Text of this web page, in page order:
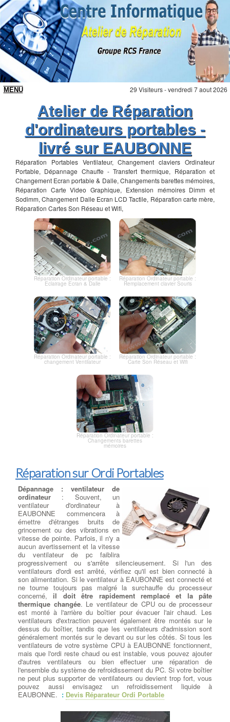
29 Visiteurs - vendredi 7 aout 2026
Atelier de Réparation
d'ordinateurs portables -
livré sur EAUBONNE
Réparation Portables Ventilateur, Changement claviers Ordinateur
Portable, Dépannage Chauffe - Transfert thermique, Réparation et
Changement Ecran portable & Dalle, Changements barettes mémoires,
Réparation Carte Video Graphique, Extension mémoires Dimm et
Sodimm, Changement Dalle Ecran LCD Tactile, Réparation carte mère,
Réparation Cartes Son Réseau et Wifi,
Réparation Ordinateur portable :
Eclairage Ecran & Dalle
Réparation Ordinateur portable :
Remplacement clavier Souris
Réparation Ordinateur portable :
changement Ventilateur
Réparation Ordinateur portable :
Carte Son Réseau et Wifi
Réparation Ordinateur portable :
Changements barettes
mémoires
Réparation sur Ordi Portables
Dépannage : ventilateur de
ordinateur : Souvent, un
ventilateur d'ordinateur à
EAUBONNE commencera à
émettre d'étranges bruits de
grincement ou des vibrations en
vitesse de pointe. Parfois, il n'y a
aucun avertissement et la vitesse
du ventilateur de pc faiblira
progressivement ou s'arrête silencieusement. Si l'un des
ventilateurs d'ordi est arrêté, vérifiez qu'il est bien connecté à
son alimentation. Si le ventilateur à EAUBONNE est connecté et
ne tourne toujours pas malgré la surchauffe du processeur
concerné, il doit être rapidement remplacé et la pâte
thermique changée. Le ventilateur de CPU ou de processeur
est monté à l'arrière du boîtier pour évacuer l'air chaud. Les
ventilateurs d'extraction peuvent également être montés sur le
dessus du boîtier, tandis que les ventilateurs d'admission sont
généralement montés sur le devant ou sur les côtés. Si tous les
ventilateurs de votre système CPU à EAUBONNE fonctionnent,
mais que l'ordi reste chaud ou est instable, vous pouvez ajouter
d'autres ventilateurs ou bien effectuer une réparation de
l'ensemble du système de refroidissement du PC. Si votre boîtier
ne peut plus supporter de ventilateurs ou devient trop fort, vous
pouvez aussi envisagez un refroidissement liquide à
EAUBONNE. : Devis Réparateur Ordi Portable